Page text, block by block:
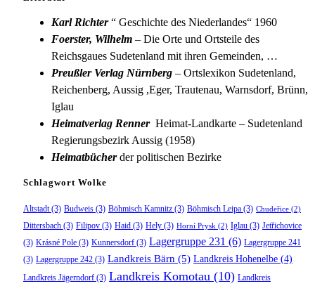
Karl Richter“ Geschichte des Niederlandes“ 1960
Foerster, Wilhelm – Die Orte und Ortsteile des
Reichsgaues Sudetenland mit ihren Gemeinden, …
Preußler Verlag Nürnberg – Ortslexikon Sudetenland,
Reichenberg, Aussig ,Eger, Trautenau, Warnsdorf, Brünn,
Iglau
Heimatverlag Renner Heimat-Landkarte – Sudetenland
Regierungsbezirk Aussig (1958)
Heimatbücherder politischen Bezirke
Schlagwort Wolke
Altstadt (3) Budweis (3) Böhmisch Kamnitz (3) Böhmisch Leipa (3) Chudeřice (2)
Dittersbach (3) Filipov (3) Haid (3) Hely (3) Horní Prysk (2) Iglau (3) Jetřichovice
(3) Krásné Pole (3) Kunnersdorf (3) Lagergruppe 231 (6) Lagergruppe 241
(3) Lagergruppe 242 (3) Landkreis Bärn (5) Landkreis Hohenelbe (4)
Landkreis Jägerndorf (3) Landkreis Komotau (10) Landkreis